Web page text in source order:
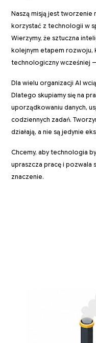
Naszą misją jest
korzystać z technologii w
Wierzymy, że sztuczna
kolejnym etapem rozwoju,
technologiczny wcześniej
Dla wielu organizacji AI
Dlatego skupiamy się na
uporządkowaniu danych,
codziennych zadań.
działają, a nie są jedynie
Chcemy, aby technologia
upraszcza pracę i pozwala
znaczenie.